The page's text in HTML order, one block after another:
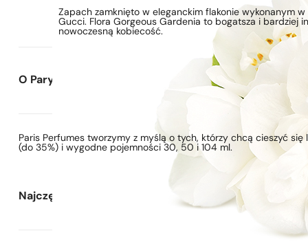
Zapach zamknięto w eleganckim flakonie wykonanym
Gucci. Flora Gorgeous Gardenia to bogatsza i bardziej
nowoczesną kobiecość.
O Paryskie Perfumy
Paris Perfumes tworzymy z myślą o tych, którzy chcą cieszyć
(do 35%) i wygodne pojemności 30, 50 i 104 ml.
Najczęściej zadawane pytania